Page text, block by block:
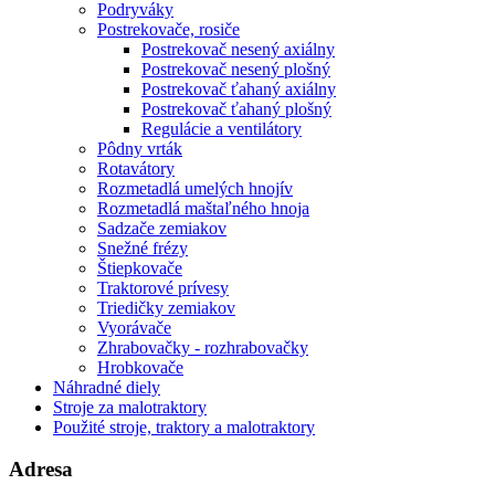
Podryváky
Postrekovače, rosiče
Postrekovač nesený axiálny
Postrekovač nesený plošný
Postrekovač ťahaný axiálny
Postrekovač ťahaný plošný
Regulácie a ventilátory
Pôdny vrták
Rotavátory
Rozmetadlá umelých hnojív
Rozmetadlá maštaľného hnoja
Sadzače zemiakov
Snežné frézy
Štiepkovače
Traktorové prívesy
Triedičky zemiakov
Vyorávače
Zhrabovačky - rozhrabovačky
Hrobkovače
Náhradné diely
Stroje za malotraktory
Použité stroje, traktory a malotraktory
Adresa